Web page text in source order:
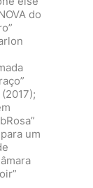
do
um